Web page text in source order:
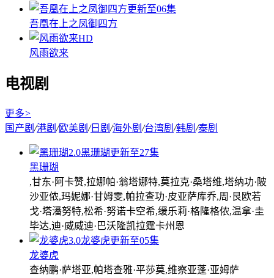
更新至06集
吾凰在上之凤御四方
HD
风雨欲来
电视剧
更多>
国产剧 /港剧 /欧美剧 /日剧 /海外剧 /台湾剧 /韩剧 /泰剧
2.0黑珊瑚 更新至27集
黑珊瑚
,甘东·阿卡赞,拉娜帕·翁塔娜特,莫拉克·桑塔维,塔纳功·陂
沙亚侬,玛妮娜·甘姆雯,帕拉查功·皮亚萨库乔,周·艮欧若
戈·塔潘努特,松希·努诺卡空希,缓乐莉·格隆格侬,温拿·圭
毕达,迪·威威迪·巴沃隆凯拉霆卡州恩
3.0龙婆虎更新至05集
龙婆虎
查纳鹏·萨塔亚,帕塔查雅·平莎莫,维察亚蓬·亚姆萨